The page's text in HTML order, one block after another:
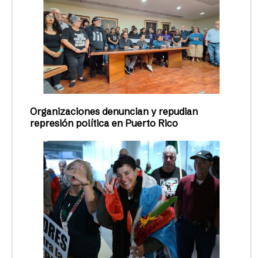
Organizaciones denuncian y repudian
represión política en Puerto Rico